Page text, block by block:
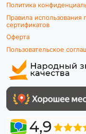
Политика
Правила использования
сертификатов
Оферта
Пользовательское